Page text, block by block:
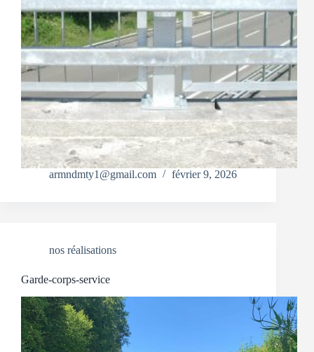
armndmty1@gmail.com février 9, 2026
nos réalisations
Garde-corps-service